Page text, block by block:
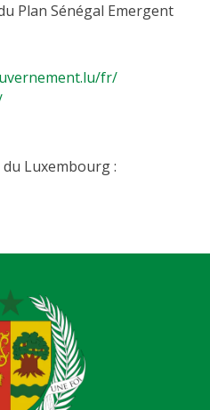
Plan Sénégal Emergent
fr/
Luxembourg :